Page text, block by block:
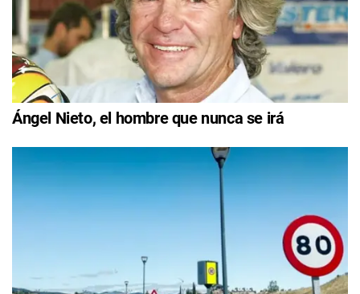
Ángel Nieto, el hombre que nunca se irá